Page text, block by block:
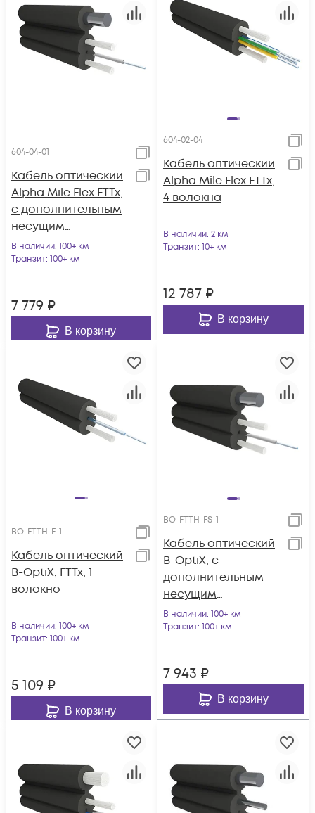
604-04-01
Кабель оптический
Alpha Mile Flex FTTx,
с дополнительным
несущим
элементом
(проволока 1.0 мм),
В наличии: 100+ км
Транзит: 100+ км
7 779 ₽
В корзину
604-02-04
Кабель оптический
Alpha Mile Flex FTTx,
4 волокна
В наличии: 2 км
Транзит: 10+ км
12 787 ₽
В корзину
BO-FTTH-F-1
Кабель оптический
B-OptiX, FTTx, 1
волокно
В наличии: 100+ км
Транзит: 100+ км
5 109 ₽
В корзину
BO-FTTH-FS-1
Кабель оптический
B-OptiX, с
дополнительным
несущим
элементом
(проволока 1.0 мм), 1
В наличии: 100+ км
Транзит: 100+ км
7 943 ₽
В корзину